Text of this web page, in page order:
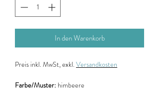
In den Warenkorb
Preis inkl. MwSt, exkl. Versandkosten
Farbe/Muster: himbeere